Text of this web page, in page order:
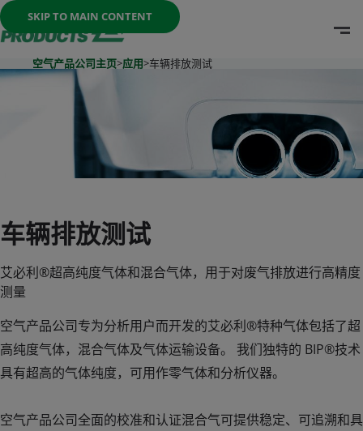
SKIP TO MAIN CONTENT
Once the menu is open you can move between options
空气产品公司主页>应用>车辆排放测试
车辆排放测试
艾必利®超高纯度气体和混合气体，用于对废气排放进行高精度
测量
空气产品公司专为分析用户而开发的艾必利®特种气体包括了超
高纯度气体，混合气体及气体运输设备。 我们独特的 BIP®技术
具有超高的气体纯度，可用作零气体和分析仪器。
空气产品公司全面的校准和认证混合气可提供稳定、可追溯和具